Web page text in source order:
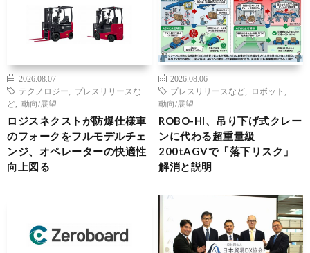
2026.08.07
テクノロジー
プレスリリースな
ど
動向/展望
ロジスネクストが防爆仕様車
のフォークをフルモデルチェ
ンジ、オペレーターの快適性
向上図る
2026.08.06
プレスリリースなど
ロボット
動向/展望
ROBO-HI、吊り下げ式クレー
ンに代わる超重量級
200tAGVで「落下リスク」
解消と説明